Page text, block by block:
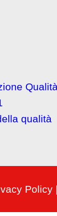
qualità
Policy|